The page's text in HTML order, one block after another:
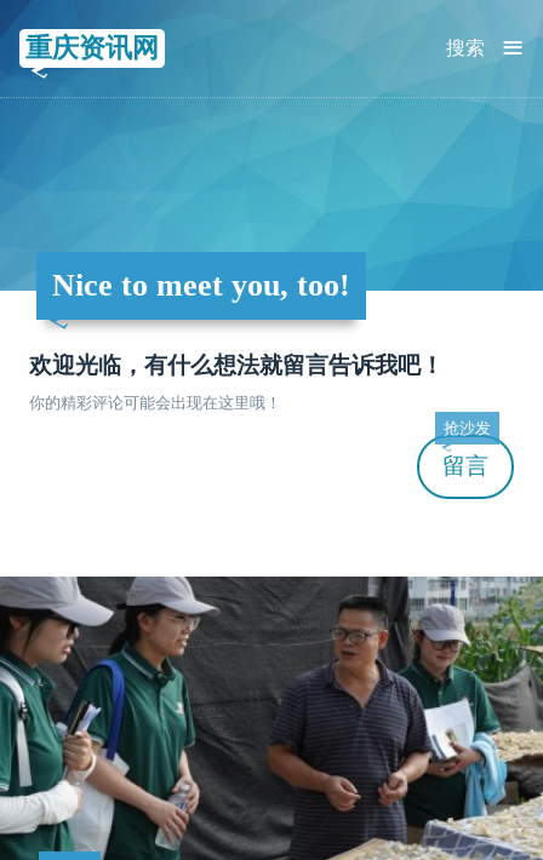
重庆资讯网 ≡
搜索
Nice to meet you, too!
欢迎光临，有什么想法就留言告诉我吧！
你的精彩评论可能会出现在这里哦！
留言
抢沙发